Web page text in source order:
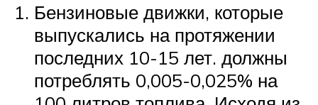
Бензиновые движки, которые
выпускались на протяжении
последних 10-15 лет. должны
потреблять 0,005-0,025% на